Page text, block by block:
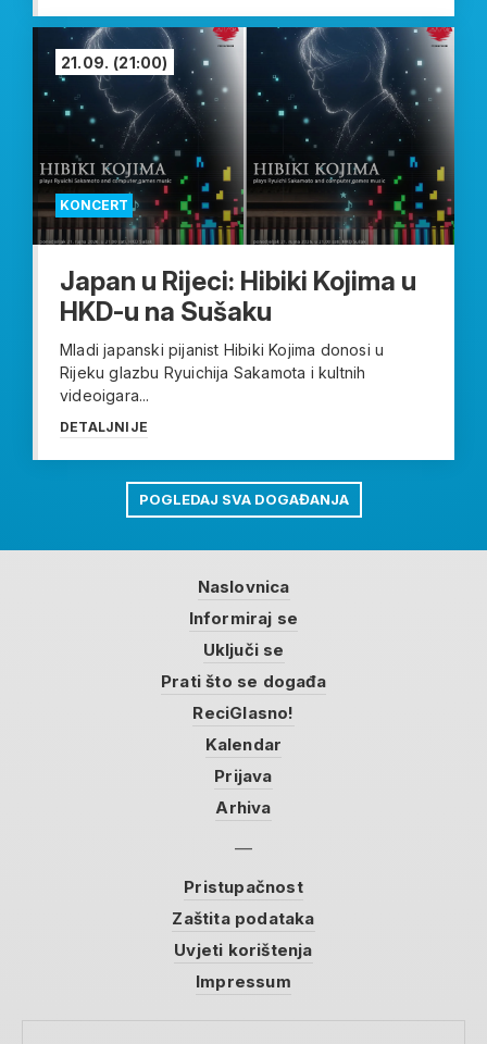
KONCERT
21.09. (21:00)
Japan u Rijeci: Hibiki Kojima u
HKD-u na Sušaku
Mladi japanski pijanist Hibiki Kojima donosi u
Rijeku glazbu Ryuichija Sakamota i kultnih
videoigara...
DETALJNIJE
POGLEDAJ SVA DOGAĐANJA
Naslovnica
Informiraj se
Uključi se
Prati što se događa
ReciGlasno!
Kalendar
Prijava
Arhiva
Pristupačnost
Zaštita podataka
Uvjeti korištenja
Impressum